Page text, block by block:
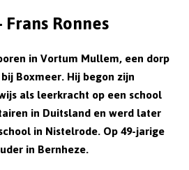
Ronnes
in Vortum Mullem, een dorp
Boxmeer. Hij begon zijn
als leerkracht op een school
in Duitsland en werd later
in Nistelrode. Op 49-jarige
in Bernheze.